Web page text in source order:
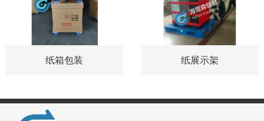
纸箱包装 纸展示架